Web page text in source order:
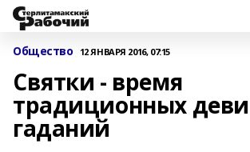
Общество 12 ЯНВАРЯ 2016, 07:15
Святки - время
традиционных
гаданий